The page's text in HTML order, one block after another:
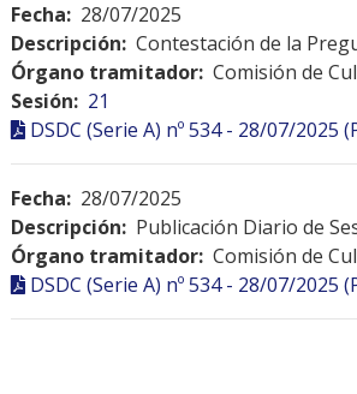
Fecha: 28/07/2025
Descripción: Contestación de la
Órgano tramitador: Comisión de
Sesión: 21
DSDC (Serie A) nº 534 - 28/07/2025
Fecha: 28/07/2025
Descripción: Publicación Diario de
Órgano tramitador: Comisión de
DSDC (Serie A) nº 534 - 28/07/2025